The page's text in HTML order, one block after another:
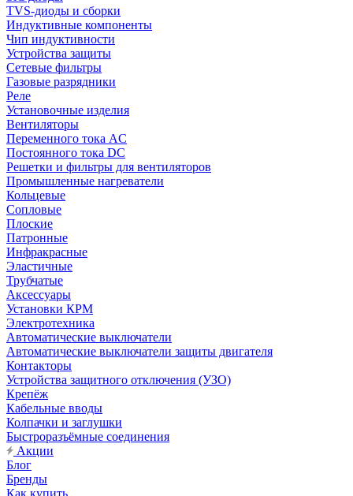
TVS-диоды и сборки
Индуктивные компоненты
Чип индуктивности
Устройства защиты
Сетевые фильтры
Газовые разрядники
Реле
Установочные изделия
Вентиляторы
Переменного тока AC
Постоянного тока DC
Решетки и фильтры для вентиляторов
Промышленные нагреватели
Кольцевые
Сопловые
Плоские
Патронные
Инфракрасные
Эластичные
Трубчатые
Аксессуары
Установки КРМ
Электротехника
Автоматические выключатели
Автоматические выключатели защиты двигателя
Контакторы
Устройства защитного отключения (УЗО)
Крепёж
Кабельные вводы
Колпачки и заглушки
Быстроразъёмные соединения
Акции
Блог
Бренды
Как купить